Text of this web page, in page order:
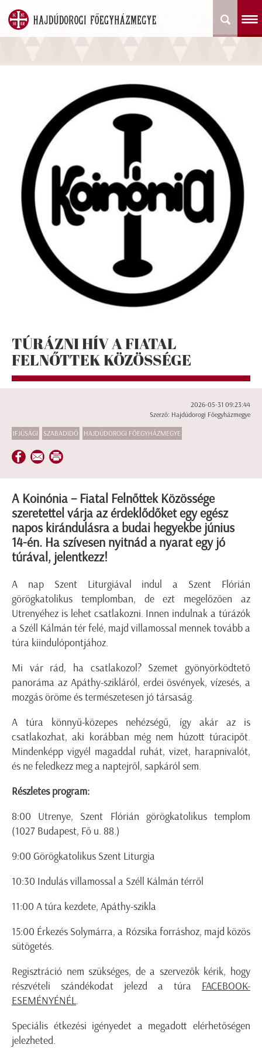
TÚRÁZNI HÍV A FIATAL
FELNŐTTEK KÖZÖSSÉGE
2026-05-31 09:23:44
Szerző: Hajdúdorogi Főegyházmegye
IFJÚSÁGI SZABADIDŐ HAJDÚDOROGI FŐEGYHÁZMEGYE
A Koinónia – Fiatal Felnőttek Közössége
szeretettel várja az érdeklődőket egy egész
napos kirándulásra a budai hegyekbe június
14-én. Ha szívesen nyitnád a nyarat egy jó
túrával, jelentkezz!
A nap Szent Liturgiával indul a Szent Flórián
görögkatolikus templomban, de ezt megelőzően az
Utrenyéhez is lehet csatlakozni. Innen indulnak a túrázók
a Széll Kálmán tér felé, majd villamossal mennek tovább a
túra kiindulópontjához.
Mi vár rád, ha csatlakozol? Szemet gyönyörködtető
panoráma az Apáthy-szikláról, erdei ösvények, vízesés, a
mozgás öröme és természetesen jó társaság.
A túra könnyű-közepes nehézségű, így akár az is
csatlakozhat, aki korábban még nem húzott túracipőt.
Mindenképp vigyél magaddal ruhát, vizet, harapnivalót,
és ne feledkezz meg a naptejről, sapkáról sem.
Részletes program:
8:00 Utrenye, Szent Flórián görögkatolikus templom
(1027 Budapest, Fő u. 88.)
9:00 Görögkatolikus Szent Liturgia
10:30 Indulás villamossal a Széll Kálmán térről
11:00 A túra kezdete, Apáthy-szikla
15:00 Érkezés Solymárra, a Rózsika forráshoz, majd közös
sütögetés.
Regisztráció nem szükséges, de a szervezők kérik, hogy
részvételi szándékodat jelezd a túra FACEBOOK-
ESEMÉNYÉNÉL.
Speciális étkezési igényedet a megadott elérhetőségen
jelezheted.